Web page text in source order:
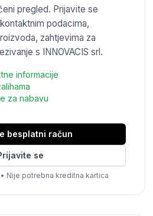
pregled. Prijavite se
podacima,
zahtjevima za
s INNOVACIS srl.
informacije
za nabavu
besplatni račun
se
• Nije potrebna kreditna kartica